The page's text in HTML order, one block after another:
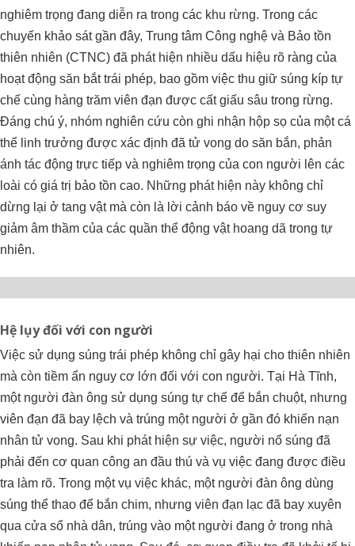
nghiêm trọng đang diễn ra trong các khu rừng. Trong các
chuyến khảo sát gần đây, Trung tâm Công nghệ và Bảo tồn
thiên nhiên (CTNC) đã phát hiện nhiều dấu hiệu rõ ràng của
hoạt động săn bắt trái phép, bao gồm việc thu giữ súng kíp tự
chế cùng hàng trăm viên đạn được cất giấu sâu trong rừng.
Đáng chú ý, nhóm nghiên cứu còn ghi nhận hộp sọ của một cá
thể linh trưởng được xác định đã tử vong do săn bắn, phản
ánh tác động trực tiếp và nghiêm trọng của con người lên các
loài có giá trị bảo tồn cao. Những phát hiện này không chỉ
dừng lại ở tang vật mà còn là lời cảnh báo về nguy cơ suy
giảm âm thầm của các quần thể động vật hoang dã trong tự
nhiên.
Hệ lụy đối với con người
Việc sử dụng súng trái phép không chỉ gây hại cho thiên nhiên
mà còn tiềm ẩn nguy cơ lớn đối với con người. Tại Hà Tĩnh,
một người đàn ông sử dụng súng tự chế để bắn chuột, nhưng
viên đạn đã bay lệch và trúng một người ở gần đó khiến nạn
nhân tử vong. Sau khi phát hiện sự việc, người nổ súng đã
phải đến cơ quan công an đầu thú và vụ việc đang được điều
tra làm rõ. Trong một vụ việc khác, một người đàn ông dùng
súng thể thao để bắn chim, nhưng viên đạn lạc đã bay xuyên
qua cửa sổ nhà dân, trúng vào một người đang ở trong nhà